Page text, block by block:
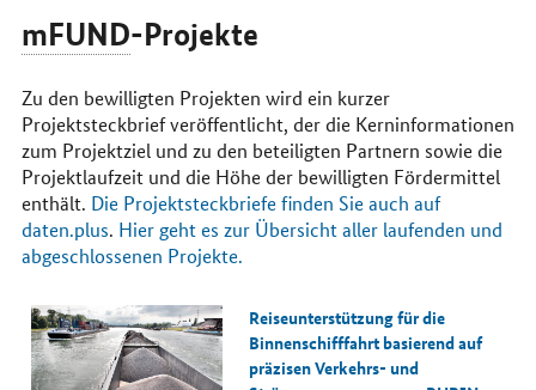
mFUND-Projekte
Zu den bewilligten Projekten wird ein kurzer
Projektsteckbrief veröffentlicht, der die Kerninformationen
zum Projektziel und zu den beteiligten Partnern sowie die
Projektlaufzeit und die Höhe der bewilligten Fördermittel
enthält. Die Projektsteckbriefe finden Sie auch auf
daten.plus. Hier geht es zur Übersicht aller laufenden und
abgeschlossenen Projekte.
Reiseunterstützung für die
Binnenschifffahrt basierend auf
präzisen Verkehrs- und